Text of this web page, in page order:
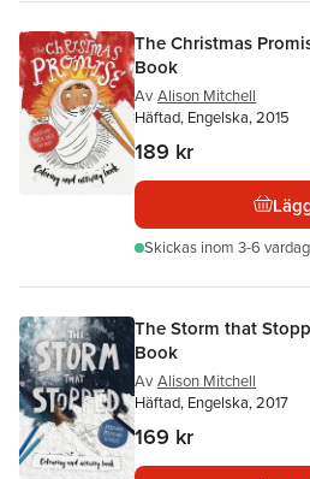
The Christmas
Book
Av Alison Mitchell
Häftad, Engelska, 2015
189 kr
Skickas inom 3-6
The Storm that
Book
Av Alison Mitchell
Häftad, Engelska, 2017
169 kr